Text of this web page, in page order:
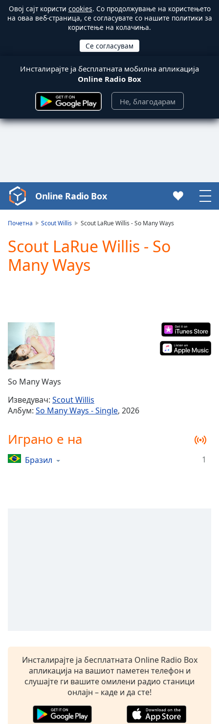
Овој сајт користи cookies. Со продолжување на користењето
на оваа веб-страница, се согласувате со нашите политики за
користење на колачиња.
Инсталирајте ја бесплатната мобилна апликација
Online Radio Box
Не, благодарам
Video
Player
Play
Video
Play
Current
0:00
Duration-:-
Loaded:
Stream
TypeLIVE
Seek to
live,
liveLIVE
Remaining
Time
subtitles
settings
opens
subtitles
settings
subtitles
Online Radio Box
Почетна Scout Willis Scout LaRue Willis - So Many Ways
Scout LaRue Willis - So
Many Ways
So Many Ways
Изведувач: Scout Willis
Албум: So Many Ways - Single, 2026
Играно е на
Бразил 1
Инсталирајте ја бесплатната Online Radio Box
апликација на вашиот паметен телефон и
слушајте ги вашите омилени радио станици
онлајн – каде и да сте!